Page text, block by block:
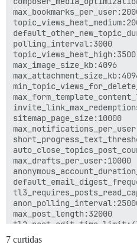
polling_interval:3000
topic_views_heat_high:3500
max_image_size_kb:4096
sitemap_page_size:10000
max_drafts_per_user:10000
max_post_length:32000
7 curtidas